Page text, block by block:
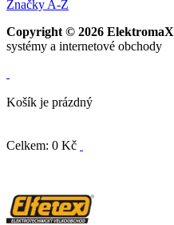
Značky A-Z
Copyright © 2026 ElektromaX
systémy a internetové obchody
Košík je prázdný
Celkem: 0 Kč